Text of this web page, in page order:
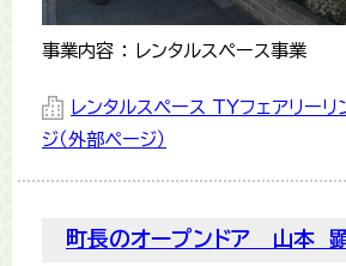
事業内容 ： レンタルスペース事業
レンタルスペース TYフェアリー
ジ（外部ページ）
町長のオープンドア 山本